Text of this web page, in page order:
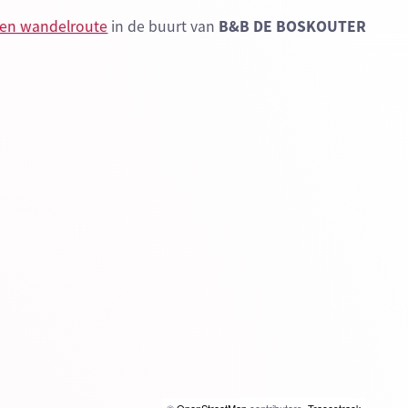
wandelroute in de buurt van B&B DE BOSKOUTER